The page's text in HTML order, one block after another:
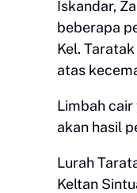
Iskandar,
beberapa
Kel.
atas
Limbah
akan hasil
Lurah
Keltan